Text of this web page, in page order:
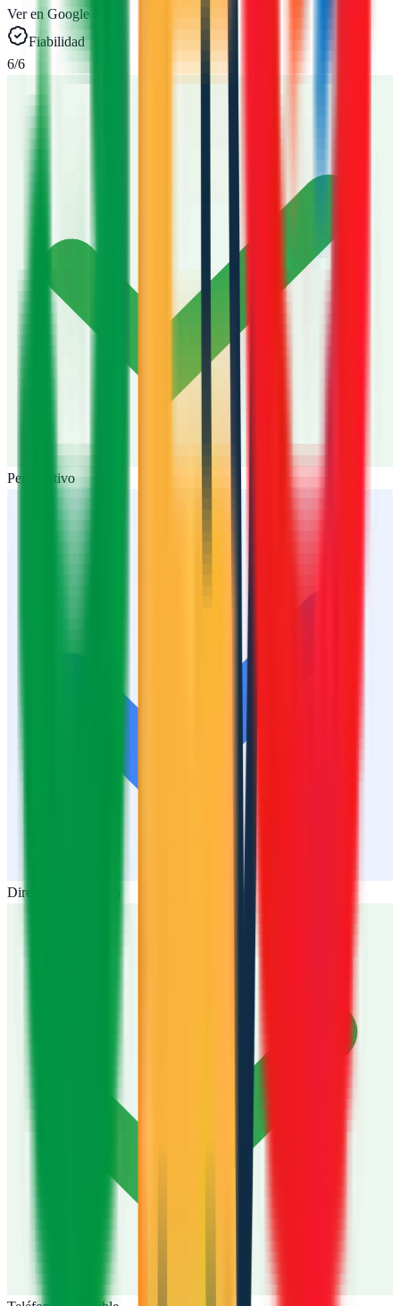
Ver en Google Maps
Fiabilidad
6/6
Perfil activo
Dirección publicada